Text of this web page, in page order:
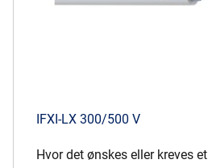
IFXI-LX 300/500 V
Hvor det ønskes eller kreves